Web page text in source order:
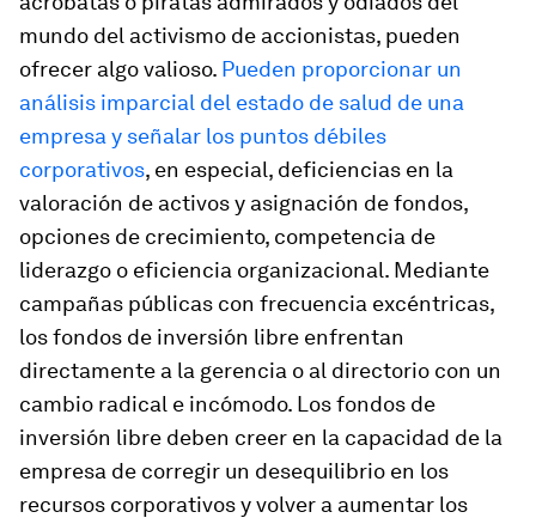
mundo del activismo de accionistas, pueden
ofrecer algo valioso. Pueden proporcionar un
análisis imparcial del estado de salud de una
empresa y señalar los puntos débiles
corporativos, en especial, deficiencias en la
valoración de activos y asignación de fondos,
opciones de crecimiento, competencia de
liderazgo o eficiencia organizacional. Mediante
campañas públicas con frecuencia excéntricas,
los fondos de inversión libre enfrentan
directamente a la gerencia o al directorio con un
cambio radical e incómodo. Los fondos de
inversión libre deben creer en la capacidad de la
empresa de corregir un desequilibrio en los
recursos corporativos y volver a aumentar los